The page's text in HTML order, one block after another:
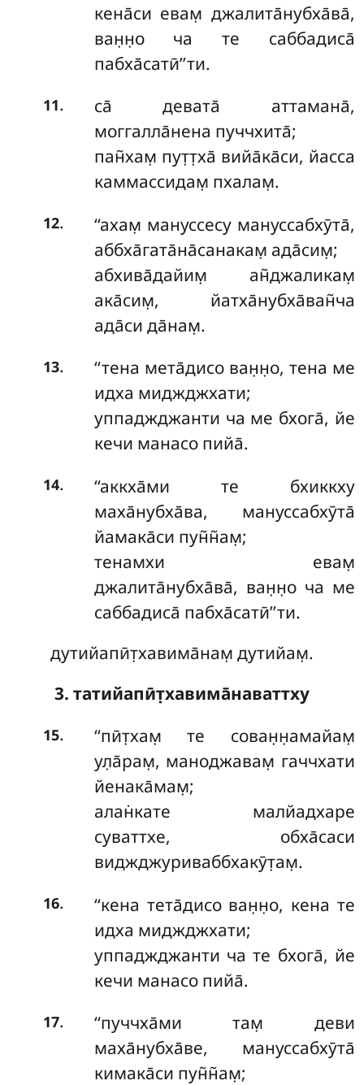
кена̄си евам̣ джалита̄нубха̄ва̄,
ван̣н̣о ча те саббадиса̄
пабха̄сатӣ’’ти.
11.
са̄ девата̄ аттамана̄,
моггалла̄нена пуччхита̄;
пан̃хам̣ пут̣т̣ха̄ вийа̄ка̄си, йасса
каммассидам̣ пхалам̣.
12.
‘‘ахам̣ мануссесу мануссабхӯта̄,
аббха̄гата̄на̄санакам̣ ада̄сим̣;
абхива̄дайим̣ ан̃джаликам̣
ака̄сим̣, йатха̄нубха̄ван̃ча
ада̄си да̄нам̣.
13. ‘‘тена мета̄дисо ван̣н̣о, тена ме
идха миджджхати;
уппаджджанти ча ме бхога̄, йе
кечи манасо пийа̄.
14. ‘‘аккха̄ми те бхиккху
маха̄нубха̄ва, мануссабхӯта̄
йамака̄си пун̃н̃ам̣;
тенамхи евам̣
джалита̄нубха̄ва̄, ван̣н̣о ча ме
саббадиса̄ пабха̄сатӣ’’ти.
дутийапӣт̣хавима̄нам̣ дутийам̣.
3. татийапӣт̣хавима̄наваттху
15. ‘‘пӣт̣хам̣те сован̣н̣амайам̣
ул̣а̄рам̣, маноджавам̣ гаччхати
йенака̄мам̣;
алан̇кате малйадхаре
суваттхе, обха̄саси
виджджуриваббхакӯт̣ам̣.
16.
‘‘кена тета̄дисо ван̣н̣о, кена те
идха миджджхати;
уппаджджанти ча те бхога̄, йе
кечи манасо пийа̄.
17.
‘‘пуччха̄ми там̣ деви
маха̄нубха̄ве, мануссабхӯта̄
кимака̄си пун̃н̃ам̣;